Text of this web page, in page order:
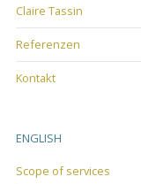
Claire Tassin
Referenzen
Kontakt
ENGLISH
Scope of services